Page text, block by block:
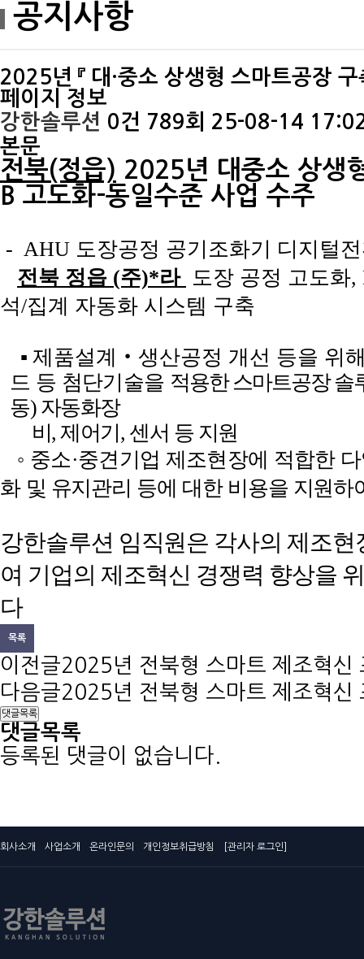
공지사항
2025년 『 대·중소 상생형 스마트공장
페이지 정보
강한솔루션 0건 789회 25-08-14
본문
전북(정읍) 2025년 대중소 상생
B 고도화-동일수준 사업 수주
- AHU 도장공정 공기조화기 디지털
전북 정읍 (주)*라 도장 공정 고도화,
석/집계 자동화 시스템 구축
▪ 제품설계 ‧ 생산공정 개선 등을 위
드 등 첨단기술을 적용한 스마트공장 솔
동) 자동화장
비 ,제어기 , 센서 등 지원
◦ 중소·중견기업 제조현장에 적합한
화 및 유지관리 등에 대한 비용을 지원
강한솔루션 임직원은 각사의 제조
여 기업의 제조혁신 경쟁력 향상을
다
목록
이전글2025년 전북형 스마트 제조혁신
다음글2025년 전북형 스마트 제조혁신
댓글목록
댓글목록
등록된 댓글이 없습니다.
회사소개 사업소개 온라인문의 개인정보취급방침 [관리자 로그인]